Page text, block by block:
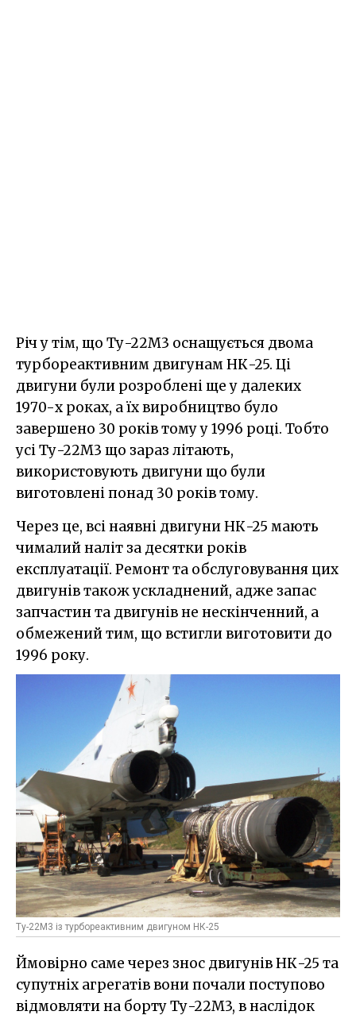
Річ у тім, що Ту-22М3 оснащується двома
турбореактивним двигунам НК-25. Ці
двигуни були розроблені ще у далеких
1970-х роках, а їх виробництво було
завершено 30 років тому у 1996 році. Тобто
усі Ту-22М3 що зараз літають,
використовують двигуни що були
виготовлені понад 30 років тому.
Через це, всі наявні двигуни НК-25 мають
чималий наліт за десятки років
експлуатації. Ремонт та обслуговування цих
двигунів також ускладнений, адже запас
запчастин та двигунів не нескінченний, а
обмежений тим, що встигли виготовити до
1996 року.
Ту-22М3 із турбореактивним двигуном НК-25
Ймовірно саме через знос двигунів НК-25 та
супутніх агрегатів вони почали поступово
відмовляти на борту Ту-22М3, в наслідок